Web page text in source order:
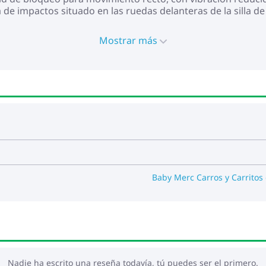
impactos situado en las ruedas delanteras de la silla
kg
al suelo
al tacto y fáciles de limpiar
cm
Mostrar más
Baby Merc Carros y
Nadie ha escrito una reseña todavía, tú puedes ser el primero.